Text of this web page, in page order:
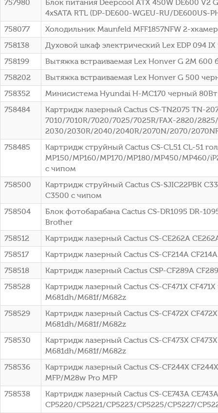
757980
Блок питания Deepcool ATX 450W DE600 V2
4xSATA RTL (DP-DE600-WGEU-RU/DE600US-
758077
Холодильник Maunfeld MFF1857NFW 2-
758138
Духовой шкаф электрический Lex EDP 094
758199
Вытяжка встраиваемая Lex Honver G 2M 600
758202
Вытяжка встраиваемая Lex Honver G 500
758352
Минисистема Hyundai H-MC170 черный 80Вт
758484
Картридж лазерный Cactus CS-TN2075 TN-
7010/7010R/7020/7025/7025R/FAX-2820/
2030/2030R/2040/2040R/2070N/2070/
758485
Картридж струйный Cactus CS-CL51 CL-51
MP150/MP160/MP170/MP180/MP450/MP460/
с чипом
758500
Картридж струйный Cactus CS-SJIC22PBK
C3500 с чипом
758504
Блок фотобарабана Cactus CS-DR1095 DR-
Brother
758512
Картридж лазерный Cactus CS-CE262A
758517
Картридж лазерный Cactus CS-CF214A
758518
Картридж лазерный Cactus CSP-CF289A
758528
Картридж лазерный Cactus CS-CF471X
M681dh/M681f/M682z
758529
Картридж лазерный Cactus CS-CF472X
M681dh/M681f/M682z
758530
Картридж лазерный Cactus CS-CF473X
M681dh/M681f/M682z
758536
Картридж лазерный Cactus CS-CF244X
MFP/M28w Pro MFP
758538
Картридж лазерный Cactus CS-CE743A
CP5220/CP5221/CP5223/CP5225/CP5227/